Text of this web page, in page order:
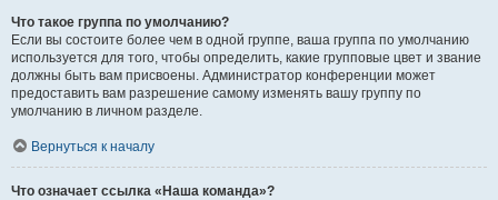
Что такое группа по умолчанию?
Если вы состоите более чем в одной группе, ваша группа по умолчанию
используется для того, чтобы определить, какие групповые цвет и звание
должны быть вам присвоены. Администратор конференции может
предоставить вам разрешение самому изменять вашу группу по
умолчанию в личном разделе.
Вернуться к началу
Что означает ссылка «Наша команда»?